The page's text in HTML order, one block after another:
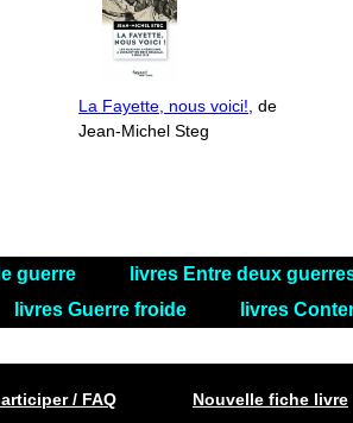
La Fayette, nous voici! , de
Jean-Michel Steg
guerre livres Entre deux
livres Guerre froide
livres
/ FAQ Nouvelle fiche livre